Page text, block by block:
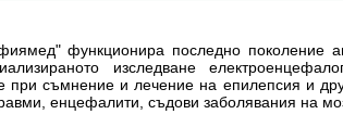
функционира последно поколение
изследване
при съмнение и лечение на епилепсия и
енцефалити, съдови заболявания на